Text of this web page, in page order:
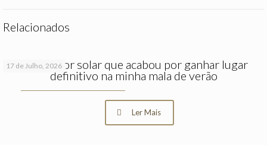
Relacionados
17 de Julho, 2026
O protetor solar que acabou por ganhar lugar
definitivo na minha mala de verão
Ler Mais